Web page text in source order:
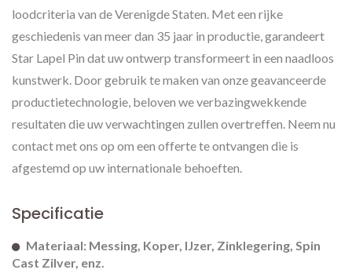
loodcriteria van de Verenigde Staten. Met een rijke
geschiedenis van meer dan 35 jaar in productie, garandeert
Star Lapel Pin dat uw ontwerp transformeert in een naadloos
kunstwerk. Door gebruik te maken van onze geavanceerde
productietechnologie, beloven we verbazingwekkende
resultaten die uw verwachtingen zullen overtreffen. Neem nu
contact met ons op om een offerte te ontvangen die is
afgestemd op uw internationale behoeften.
Specificatie
Materiaal: Messing, Koper, IJzer, Zinklegering, Spin
Cast Zilver, enz.